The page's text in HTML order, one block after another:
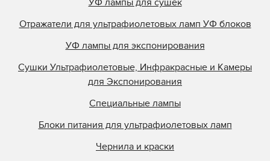
Отражатели для ультрафиолетовых ламп УФ блоков
УФ лампы для экспонирования
Сушки Ультрафиолетовые, Инфракрасные и Камеры
для Экспонирования
Специальные лампы
Блоки питания для ультрафиолетовых ламп
Чернила и краски